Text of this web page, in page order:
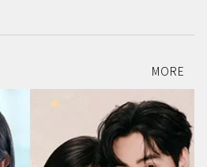
MORE